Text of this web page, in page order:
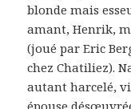
blonde mais
amant, Henrik,
(joué par Eric
chez Chatiliez).
autant harcelé,
épouse